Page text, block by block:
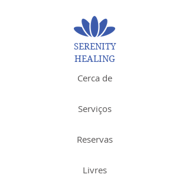
SERENITY
HEALING
Cerca de
Serviços
Reservas
Livres